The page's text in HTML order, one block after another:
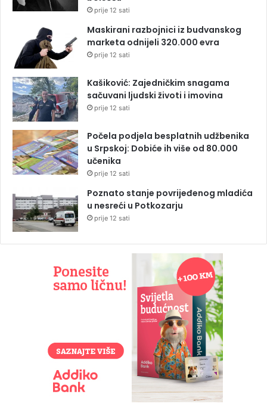
prije 12 sati
Maskirani razbojnici iz budvanskog
marketa odnijeli 320.000 evra
prije 12 sati
Kašiković: Zajedničkim snagama
sačuvani ljudski životi i imovina
prije 12 sati
Počela podjela besplatnih udžbenika
u Srpskoj: Dobiće ih više od 80.000
učenika
prije 12 sati
Poznato stanje povrijeđenog mladića
u nesreći u Potkozarju
prije 12 sati